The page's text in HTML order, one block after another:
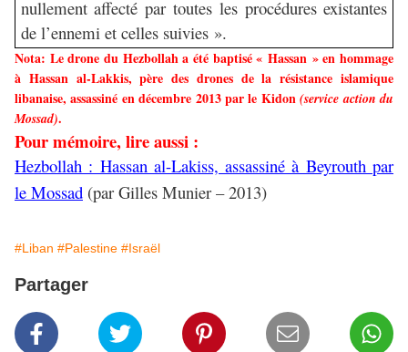
nullement affecté par toutes les procédures existantes
de l’ennemi et celles suivies ».
Nota: Le drone du Hezbollah a été baptisé « Hassan » en hommage
à Hassan al-Lakkis, père des drones de la résistance islamique
libanaise, assassiné en décembre 2013 par le Kidon(service action du
Mossad).
Pour mémoire, lire aussi :
Hezbollah : Hassan al-Lakiss, assassiné à Beyrouth par
le Mossad (par Gilles Munier – 2013)
#Liban #Palestine #Israël
Partager